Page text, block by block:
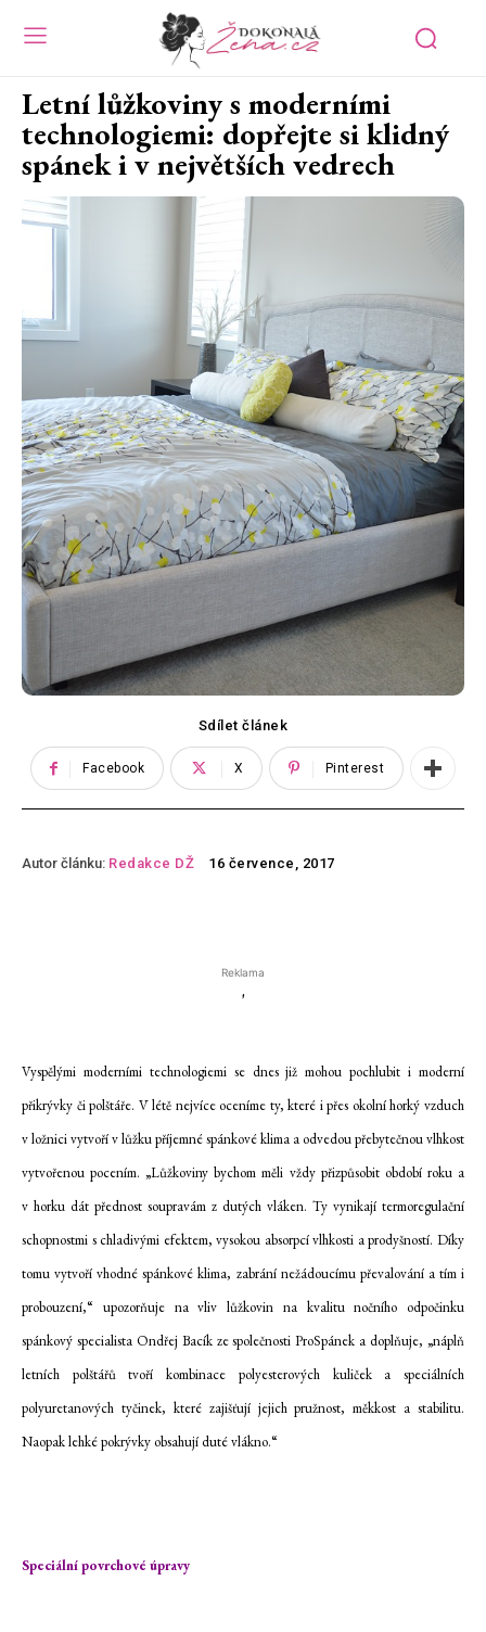
Letní lůžkoviny s moderními
technologiemi: dopřejte si klidný
spánek i v největších vedrech
Sdílet článek
Facebook X Pinterest
Autor článku: Redakce DŽ 16 července, 2017
Reklama
'
Vyspělými moderními technologiemi se dnes již mohou pochlubit i moderní
přikrývky či polštáře. V létě nejvíce oceníme ty, které i přes okolní horký vzduch
v ložnici vytvoří v lůžku příjemné spánkové klima a odvedou přebytečnou vlhkost
vytvořenou pocením. „Lůžkoviny bychom měli vždy přizpůsobit období roku a
v horku dát přednost soupravám z dutých vláken. Ty vynikají termoregulační
schopnostmi s chladivými efektem, vysokou absorpcí vlhkosti a prodyšností. Díky
tomu vytvoří vhodné spánkové klima, zabrání nežádoucímu převalování a tím i
probouzení,“ upozorňuje na vliv lůžkovin na kvalitu nočního odpočinku
spánkový specialista Ondřej Bacík ze společnosti ProSpánek a doplňuje, „náplň
letních polštářů tvoří kombinace polyesterových kuliček a speciálních
polyuretanových tyčinek, které zajišťují jejich pružnost, měkkost a stabilitu.
Naopak lehké pokrývky obsahují duté vlákno.“
Speciální povrchové úpravy